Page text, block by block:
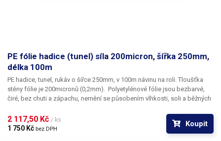
PE fólie hadice (tunel) síla 200micron, šířka 250mm,
délka 100m
PE hadice, tunel, rukáv o šířce 250mm, v 100m návinu na roli. Tloušťka
stěny fólie je 200micronů (0,2mm). ​Polyetylénové fólie jsou bezbarvé,
čiré, bez chuti a zápachu, nemění se působením vlhkosti, soli a běžných
odolné proti mrazu a vlhkosti. Fólie je vhodná pro výrobu pytlů, sáčků a
obalů jakéhokoliv zboží. PE fólie jsou zdravotně nezávadné, 100%
recyklovatelné a jsou vhodné i pro balení potravin (certifikát k
2 117,50 Kč / ks
1 750 Kč bez DPH
Koupit